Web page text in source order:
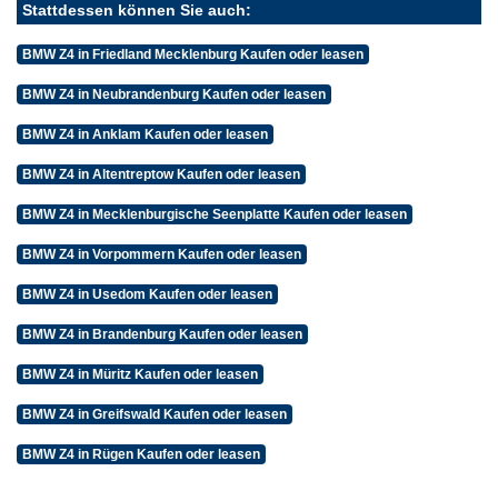
Stattdessen können Sie auch:
BMW Z4 in Friedland Mecklenburg Kaufen oder leasen
BMW Z4 in Neubrandenburg Kaufen oder leasen
BMW Z4 in Anklam Kaufen oder leasen
BMW Z4 in Altentreptow Kaufen oder leasen
BMW Z4 in Mecklenburgische Seenplatte Kaufen oder leasen
BMW Z4 in Vorpommern Kaufen oder leasen
BMW Z4 in Usedom Kaufen oder leasen
BMW Z4 in Brandenburg Kaufen oder leasen
BMW Z4 in Müritz Kaufen oder leasen
BMW Z4 in Greifswald Kaufen oder leasen
BMW Z4 in Rügen Kaufen oder leasen